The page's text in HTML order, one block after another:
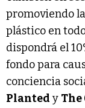
promoviendo
plástico en
dispondrá el
fondo para
conciencia
Planted y The